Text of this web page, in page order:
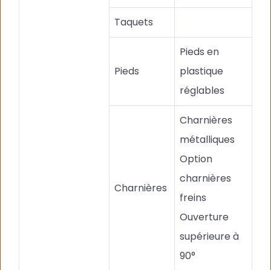
Taquets
Pieds
Pieds en
plastique
réglables
Charnières
Charnières
métalliques
Option
charnières
freins
Ouverture
supérieure à
90°